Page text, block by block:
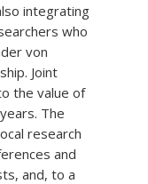
integrating
who
von
Joint
the value of
The
research
and
and, to a